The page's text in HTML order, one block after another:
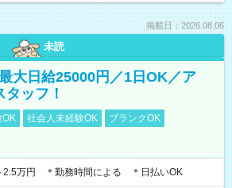
掲載日：2026.08.06
未読
最大日給25000円／1日OK／ア
ッフ！
OK 社会人未経験OK
ブランクOK
2.5万円 ＊勤務時間による ＊日払いOK